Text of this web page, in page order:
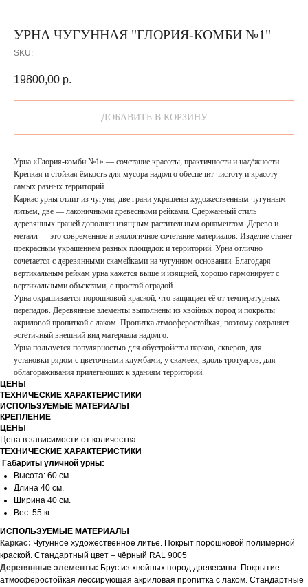
УРНА ЧУГУННАЯ "ГЛОРИЯ-КОМБИ №1"
SKU:
19800,00 р.
ДОБАВИТЬ В КОРЗИНУ
Урна «Глория-комби №1» — сочетание красоты, практичности и надёжности.
Крепкая и стойкая ёмкость для мусора надолго обеспечит чистоту и красоту
самых разных территорий.
Каркас урны отлит из чугуна, две грани украшены художественным чугунным
литьём, две — лаконичными древесными рейками. Сдержанный стиль
деревянных граней дополнен изящным растительным орнаментом. Дерево и
металл — это современное и экологичное сочетание материалов. Изделие станет
прекрасным украшением разных площадок и территорий. Урна отлично
сочетается с деревянными скамейками на чугунном основании. Благодаря
вертикальным рейкам урна кажется выше и изящней, хорошо гармонирует с
вертикальными объектами, с простой оградой.
Урна окрашивается порошковой краской, что защищает её от температурных
перепадов. Деревянные элементы выполнены из хвойных пород и покрыты
акриловой пропиткой с лаком. Пропитка атмосферостойкая, поэтому сохраняет
эстетичный внешний вид материала надолго.
Урна пользуется популярностью для обустройства парков, скверов, для
установки рядом с цветочными клумбами, у скамеек, вдоль тротуаров, для
облагораживания прилегающих к зданиям территорий.
ЦЕНЫ
ТЕХНИЧЕСКИЕ ХАРАКТЕРИСТИКИ
ИСПОЛЬЗУЕМЫЕ МАТЕРИАЛЫ
КРЕПЛЕНИЕ
ЦЕНЫ
Цена в зависимости от количества
ТЕХНИЧЕСКИЕ ХАРАКТЕРИСТИКИ
Габариты уличной урны:
Высота: 60 см.
Длина 40 см.
Ширина 40 см.
Вес: 55 кг
ИСПОЛЬЗУЕМЫЕ МАТЕРИАЛЫ
Каркас: Чугунное художественное литьё. Покрыт порошковой полимерной
краской. Стандартный цвет – чёрный RAL 9005
Деревянные элементы: Брус из хвойных пород древесины. Покрытие -
атмосферостойкая лессирующая акриловая пропитка с лаком. Стандартные